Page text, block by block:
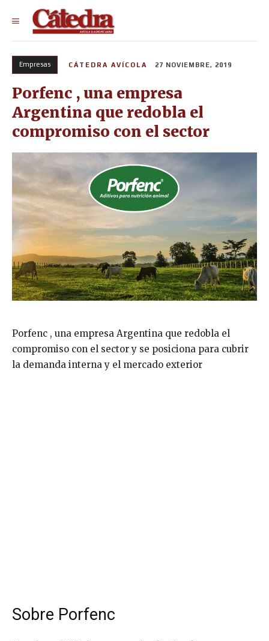
Empresas CÁTEDRA AVÍCOLA 27 NOVIEMBRE, 2019
Porfenc , una empresa
Argentina que redobla el
compromiso con el sector
Porfenc , una empresa Argentina que redobla el
compromiso con el sector y se posiciona para cubrir
la demanda interna y el mercado exterior
Sobre Porfenc